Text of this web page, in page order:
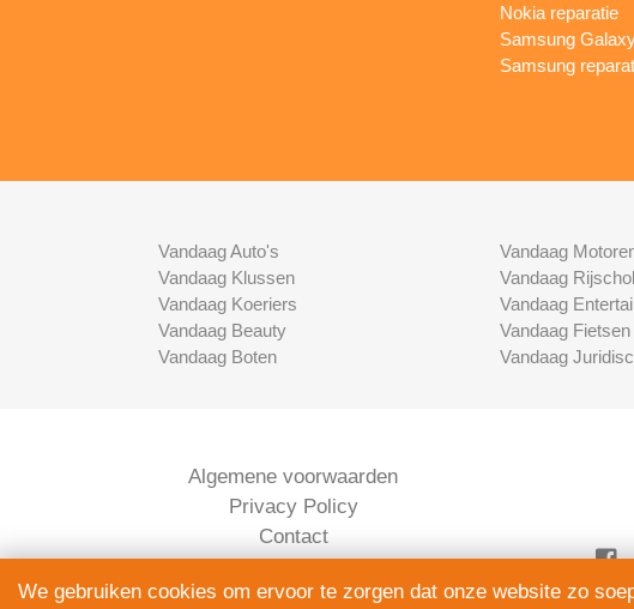
Nokia reparatie
Samsung
Samsung
Vandaag Auto's
Vandaag Klussen
Vandaag Koeriers
Vandaag Beauty
Vandaag Boten
Vandaag
Vandaag
Vandaag
Vandaag Fietsen
Vandaag
Algemene voorwaarden
Privacy Policy
Contact
We gebruiken cookies om ervoor te zorgen dat onze website zo